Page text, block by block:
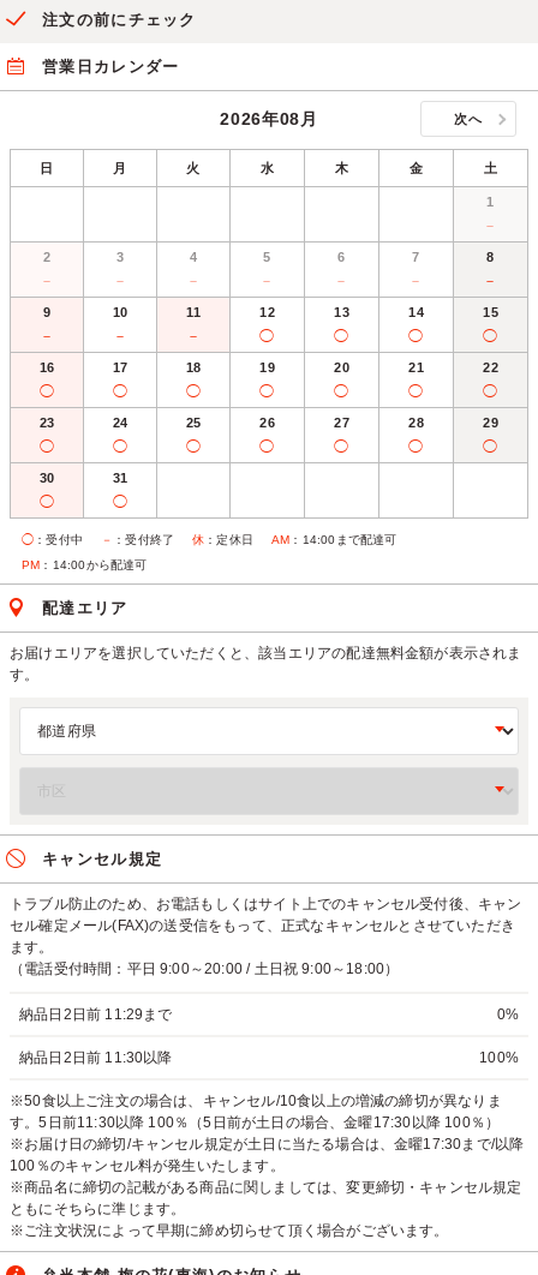
注文の前にチェック
営業日カレンダー
2026年08月 次へ
日 月 火 水 木 金 土
1
－
2
－
3
－
4
－
5
－
6
－
7
－
8
－
9
－
10
－
11
－
12
◯
13
◯
14
◯
15
◯
16
◯
17
◯
18
◯
19
◯
20
◯
21
◯
22
◯
23
◯
24
◯
25
◯
26
◯
27
◯
28
◯
29
◯
30
◯
31
◯
◯ ：受付中 － ：受付終了 休 ：定休日 AM ：14:00まで配達可
PM ：14:00から配達可
配達エリア
お届けエリアを選択していただくと、該当エリアの配達無料金額が表示されま
す。
キャンセル規定
トラブル防止のため、お電話もしくはサイト上でのキャンセル受付後、キャン
セル確定メール(FAX)の送受信をもって、正式なキャンセルとさせていただき
ます。
（電話受付時間：平日 9:00～20:00 / 土日祝 9:00～18:00）
納品日2日前 11:29まで 0%
納品日2日前 11:30以降 100%
※50食以上ご注文の場合は、キャンセル/10食以上の増減の締切が異なりま
す。5日前11:30以降 100％（5日前が土日の場合、金曜17:30以降 100％）
※お届け日の締切/キャンセル規定が土日に当たる場合は、金曜17:30まで/以降
100％のキャンセル料が発生いたします。
※商品名に締切の記載がある商品に関しましては、変更締切・キャンセル規定
ともにそちらに準じます。
※ご注文状況によって早期に締め切らせて頂く場合がございます。